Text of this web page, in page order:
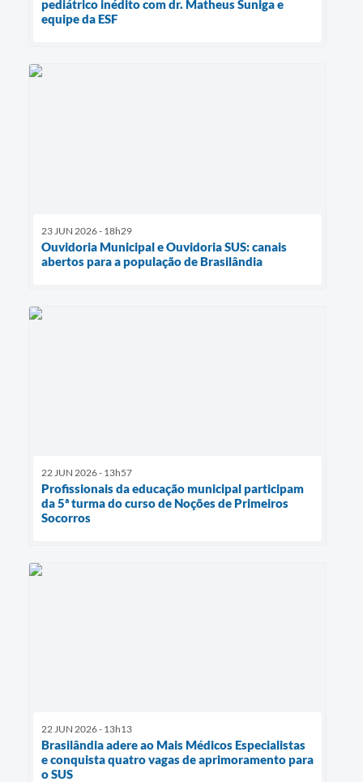
pediátrico inédito com dr. Matheus Suniga e
equipe da ESF
23 JUN 2026 - 18h29
Ouvidoria Municipal e Ouvidoria SUS: canais
abertos para a população de Brasilândia
22 JUN 2026 - 13h57
Profissionais da educação municipal participam
da 5ª turma do curso de Noções de Primeiros
Socorros
22 JUN 2026 - 13h13
Brasilândia adere ao Mais Médicos Especialistas
e conquista quatro vagas de aprimoramento para
o SUS